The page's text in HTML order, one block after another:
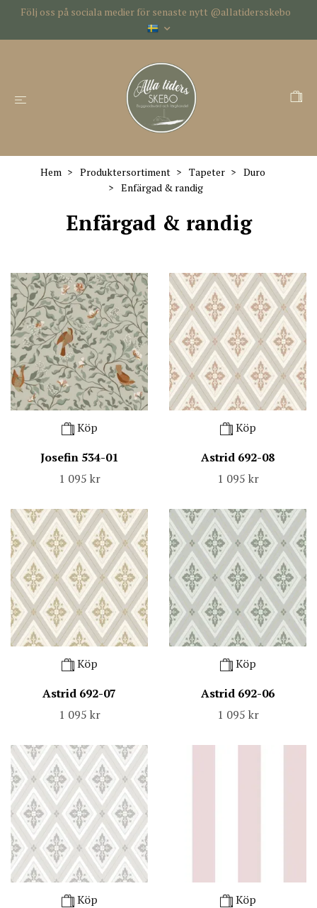
Följ oss på sociala medier för senaste nytt @allatidersskebo
Hem Produktersortiment Tapeter
Duro
Enfärgad & randig
Enfärgad & randig
Köp
Josefin 534-01
1 095 kr
Köp
Astrid 692-08
1 095 kr
Köp
Astrid 692-07
1 095 kr
Köp
Astrid 692-06
1 095 kr
Köp
Köp